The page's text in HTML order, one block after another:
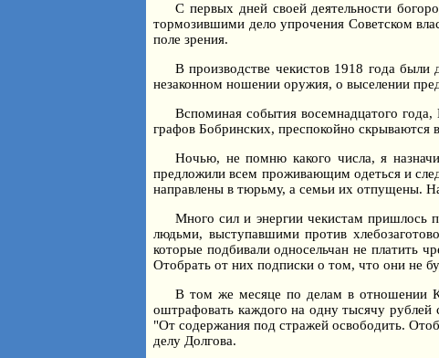
С первых дней своей деятельности
тормозившими дело упрочения Советском
поле зрения.
В производстве чекистов 1918 года были
незаконном ношении оружия, о выселении
Вспоминая события восемнадцатого
графов Бобринских, преспокойно
Ночью, не помню какого числа, я
предложили всем проживающим одеться и
направлены в тюрьму, а семьи их отпущены.
Много сил и энергии чекистам пришлось
людьми, выступавшими против
которые подбивали односельчан не платить
Отобрать от них подписки о том, что они не
В том же месяце по делам в отношении
оштрафовать каждого на одну тысячу
"От содержания под стражей освободить.
делу Долгова.